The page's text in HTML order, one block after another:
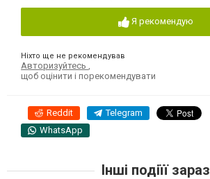
Я рекомендую
Ніхто ще не рекомендував
Авторизуйтесь
щоб оцінити і порекомендувати
Reddit Telegram
WhatsApp
Інші подіїї зараз